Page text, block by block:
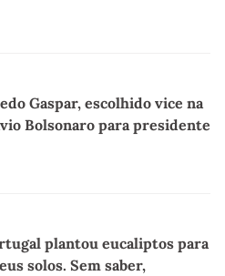
Gaspar, escolhido vice na
Bolsonaro para presidente
plantou eucaliptos para
solos. Sem saber,